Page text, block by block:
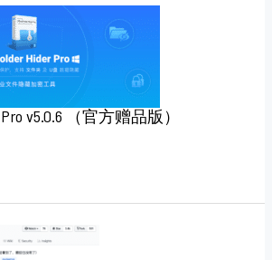
v5.0.6 （官方赠品版）